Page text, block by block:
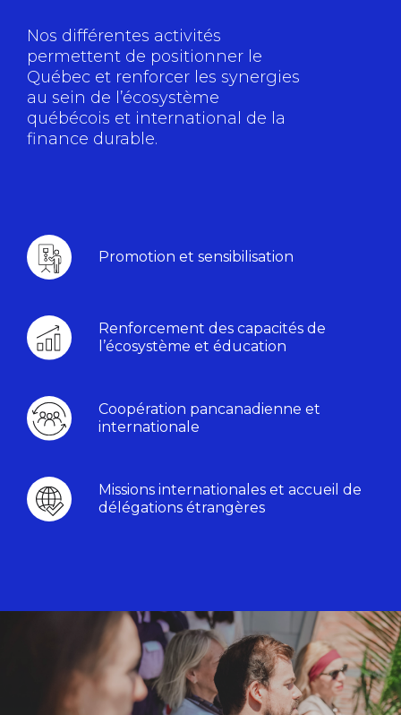
Nos différentes activités
permettent de positionner le
Québec et renforcer les synergies
au sein de l’écosystème
québécois et international de la
finance durable.
Promotion et sensibilisation
Renforcement des capacités de
l’écosystème et éducation
Coopération pancanadienne et
internationale
Missions internationales et accueil de
délégations étrangères